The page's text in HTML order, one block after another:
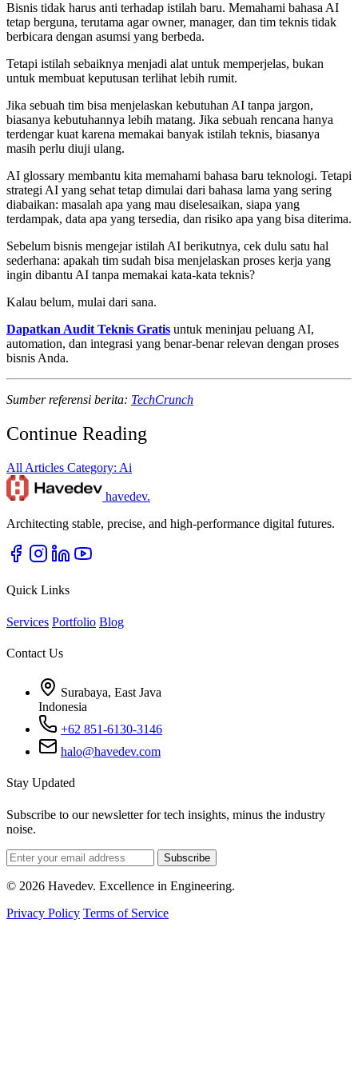
Bisnis tidak harus anti terhadap istilah baru. Memahami bahasa AI
tetap berguna, terutama agar owner, manager, dan tim teknis tidak
berbicara dengan asumsi yang berbeda.
Tetapi istilah sebaiknya menjadi alat untuk memperjelas, bukan
untuk membuat keputusan terlihat lebih rumit.
Jika sebuah tim bisa menjelaskan kebutuhan AI tanpa jargon,
biasanya kebutuhannya lebih matang. Jika sebuah rencana hanya
terdengar kuat karena memakai banyak istilah teknis, biasanya
masih perlu diuji ulang.
AI glossary membantu kita memahami bahasa baru teknologi. Tetapi
strategi AI yang sehat tetap dimulai dari bahasa lama yang sering
diabaikan: masalah apa yang mau diselesaikan, siapa yang
terdampak, data apa yang tersedia, dan risiko apa yang bisa diterima.
Sebelum bisnis mengejar istilah AI berikutnya, cek dulu satu hal
sederhana: apakah tim sudah bisa menjelaskan proses kerja yang
ingin dibantu AI tanpa memakai kata-kata teknis?
Kalau belum, mulai dari sana.
Dapatkan Audit Teknis Gratis untuk meninjau peluang AI,
automation, dan integrasi yang benar-benar relevan dengan proses
bisnis Anda.
Sumber referensi berita: TechCrunch
Continue Reading
All Articles Category: Ai
havedev.
Architecting stable, precise, and high-performance digital futures.
Quick Links
Services Portfolio Blog
Contact Us
Surabaya, East Java
Indonesia
+62 851-6130-3146
halo@havedev.com
Stay Updated
Subscribe to our newsletter for tech insights, minus the industry
noise.
Subscribe
© 2026 Havedev. Excellence in Engineering.
Privacy Policy Terms of Service